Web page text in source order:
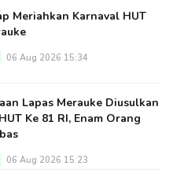
Meriahkan Karnaval HUT
06 Aug 2026 15:34
Lapas Merauke Diusulkan
Ke 81 RI, Enam Orang
06 Aug 2026 15:23